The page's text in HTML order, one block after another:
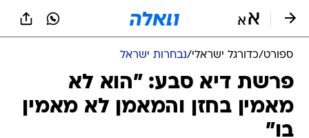
ספורט/כדורגל ישראלי/נבחרות ישראל
פרשת דיא סבע: "הוא לא
מאמין בחזן והמאמן לא מאמין
בו"